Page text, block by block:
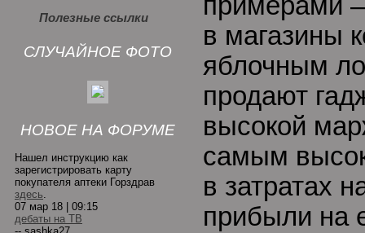
Полезные ссылки
СЛУЧАЙНОЕ ФОТО
НОВОЕ НА ФОРУМЕ
Нашел инструкцию как
зарегистрировать карту
покупателя аптеки Горздрав
здесь.
07 мар 18 | 09:15
дебаты на ТВ
в магазины
яблочным
продают
высокой
самым
в затратах
прибыли на